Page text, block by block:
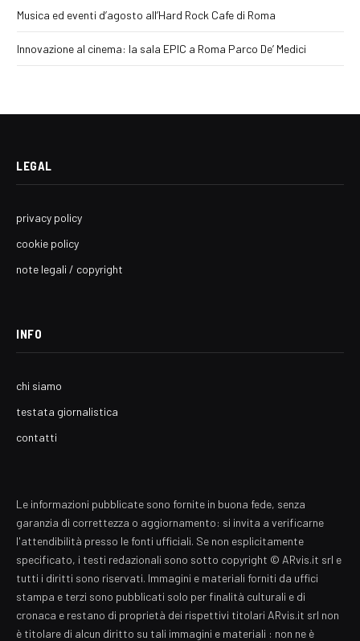
Musica ed eventi d’agosto all’Hard Rock Cafe di Roma
Innovazione al cinema: la sala EPIC a Roma Parco De’ Medici
LEGAL
privacy policy
cookie policy
note legali / copyright
INFO
chi siamo
testata giornalistica
contatti
Le informazioni pubblicate sono fornite in buona fede, senza
garanzia di correttezza o aggiornamento: si invita a verificarne
l'attendibilità presso le fonti ufficiali. Se non esplicitamente
specificato, i testi redazionali sono sotto copyright © ARvis.it srl e
tutti i diritti sono riservati. Immagini e materiali forniti da uffici
stampa e terzi sono pubblicati solo per finalità culturali e di
cronaca e restano di proprietà dei rispettivi titolari ARvis.it srl non
è titolare di alcun diritto su tali immagini e materiali : non ne è